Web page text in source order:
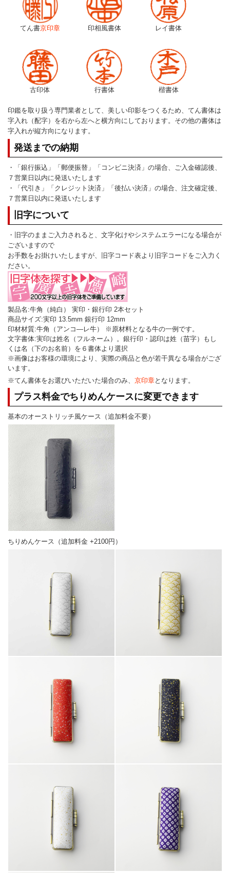
てん書京印章 印相風書体 レイ書体
古印体 行書体 楷書体
印鑑を取り扱う専門業者として、美しい印影をつくるため、てん書体は
字入れ（配字）を右から左へと横方向にしております。その他の書体は
字入れが縦方向になります。
発送までの納期
・「銀行振込」「郵便振替」「コンビニ決済」の場合、ご入金確認後、
７営業日以内に発送いたします
・「代引き」「クレジット決済」「後払い決済」の場合、注文確定後、
７営業日以内に発送いたします
旧字について
・旧字のままご入力されると、文字化けやシステムエラーになる場合が
ございますので
お手数をお掛けいたしますが、旧字コード表より旧字コードをご入力く
ださい。
製品名:牛角（純白） 実印・銀行印 2本セット
商品サイズ:実印 13.5mm 銀行印 12mm
印材材質:牛角（アンコ―レ牛） ※原材料となる牛の一例です。
文字書体:実印は姓名（フルネーム）。銀行印・認印は姓（苗字）もし
くは名（下のお名前）を６書体より選択
※画像はお客様の環境により、実際の商品と色が若干異なる場合がござ
います。
※てん書体をお選びいただいた場合のみ、 京印章となります。
プラス料金でちりめんケースに変更できます
基本のオーストリッチ風ケース（追加料金不要）
ちりめんケース（追加料金 +2100円）